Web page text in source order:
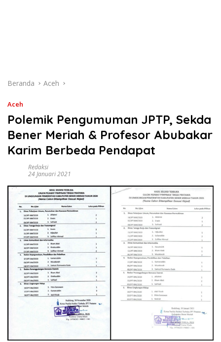
Beranda Aceh
Aceh
Polemik Pengumuman JPTP, Sekda
Bener Meriah & Profesor Abubakar
Karim Berbeda Pendapat
Redaksi
24 Januari 2021